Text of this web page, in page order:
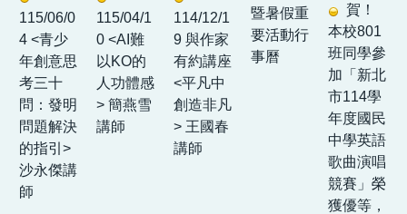
115/06/0
4 <青少
年創意思
考三十
問：發明
問題解決
的指引>
沙永傑講
師
115/04/1
0 <AI難
以KO的
人功體感
> 簡燕雪
講師
114/12/1
9 與作家
有約講座
<平凡中
創造非凡
> 王國春
講師
暨暑假重
要活動行
事曆
賀！
本校801
班同學參
加「新北
市114學
年度國民
中學英語
歌曲演唱
競賽」榮
獲優等，